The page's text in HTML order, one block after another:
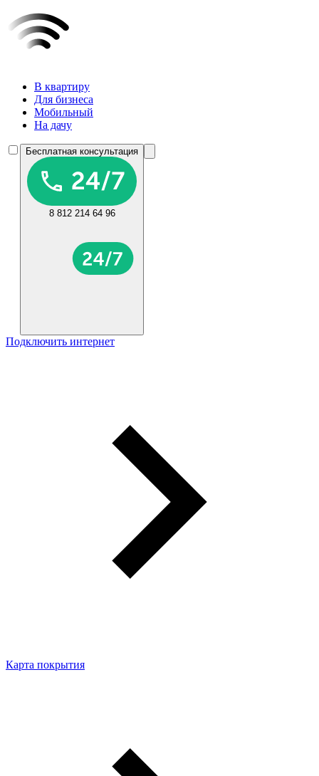
В квартиру
Для бизнеса
Мобильный
На дачу
Бесплатная консультация
8 812 214 64 96
Подключить интернет
Карта покрытия